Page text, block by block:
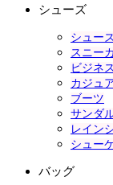
シューズ
シュー
スニー
ビジネ
カジュ
ブーツ
サンダ
レイン
シュー
バッグ